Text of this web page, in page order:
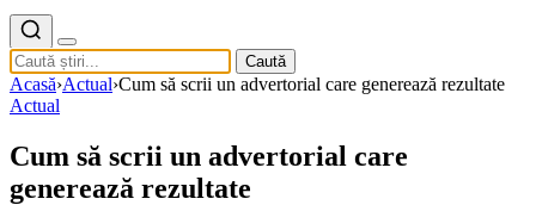
Caută
Acasă›Actual›Cum să scrii un advertorial care generează rezultate
Actual
Cum să scrii un advertorial care
generează rezultate